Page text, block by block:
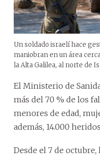
Un soldado israelí hace
maniobran en un área
la Alta Galilea, al norte de
El Ministerio de
más del 70 % de los
menores de edad,
además, 14.000
Desde el 7 de